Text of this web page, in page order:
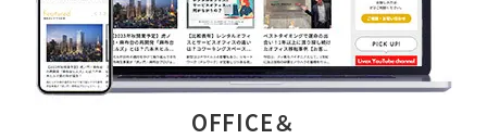
OFFICE＆